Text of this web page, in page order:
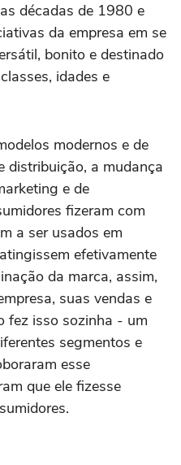
décadas de 1980 e
da empresa em se
bonito e destinado
idades e
modernos e de
distribuição, a mudança
e de
fizeram com
a ser usados em
efetivamente
da marca, assim,
suas vendas e
fez isso sozinha - um
segmentos e
esse
que ele fizesse